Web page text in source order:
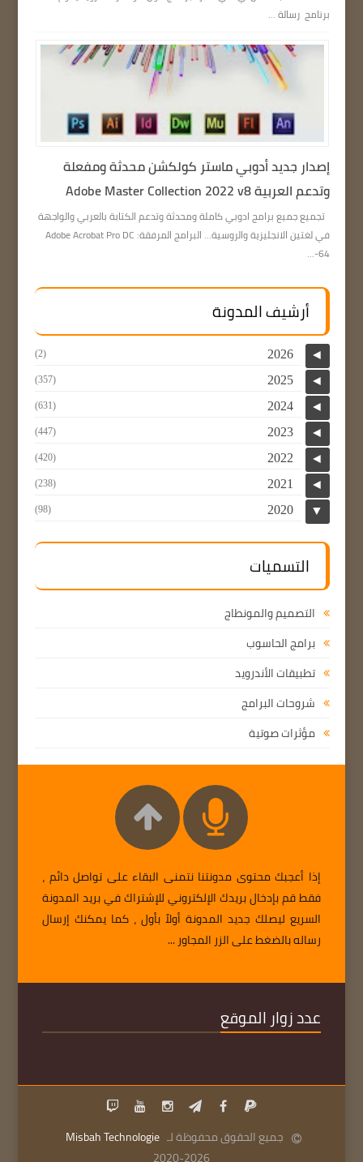
برنامج رسالة ...
إصدار جديد أدوبي ماستر كولكشن محدثة ومفعلة
وتدعم العربية Adobe Master Collection 2022 v8
تجميع جميع برامج ادوبي كاملة ومحدثة وتدعم الكتابة بالعربي والواجهة
في لغتين الانجليزية والروسية… البرامج المرفقة: Adobe Acrobat Pro DC
64-...
أرشيف المدونة
◄
2026
(2)
◄
2025
(357)
◄
2024
(631)
◄
2023
(447)
◄
2022
(420)
◄
2021
(238)
▼
2020
(98)
التسميات
التصميم والمونطاج
برامج الحاسوب
تطبيقات الأندرويد
شروحات البرامج
مؤثرات صوتية
إذا أعجبك محتوى مدونتنا نتمنى البقاء على تواصل دائم ،
فقط قم بإدخال بريدك الإلكتروني للإشتراك في بريد المدونة
السريع ليصلك جديد المدونة أولاً بأول ، كما يمكنك إرسال
رساله بالضغط على الزر المجاور ...
عدد زوار الموقع
جميع الحقوق محفوظة لـ Misbah Technologie